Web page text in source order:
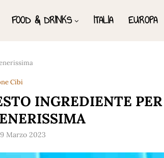
FOOD & DRINKS ITALIA EUROPA
Cibi
INGREDIENTE PER
Marzo 2023